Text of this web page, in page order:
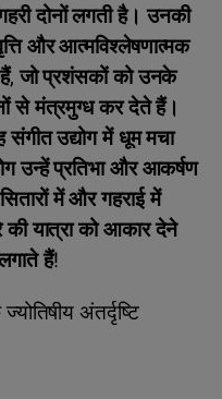
दोनों लगती है। उनकी
और आत्मविश्लेषणात्मक
जो प्रशंसकों को उनके
से मंत्रमुग्ध कर देते हैं।
उद्योग में धूम मचा
उन्हें प्रतिभा और आकर्षण
में और गहराई में
यात्रा को आकार देने
हैं!